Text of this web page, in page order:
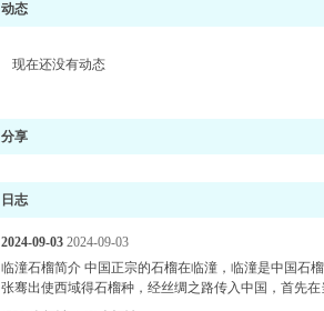
动态
现在还没有动态
分享
日志
2024-09-03 2024-09-03
临潼石榴简介 中国正宗的石榴在临潼，临潼是中国石
张骞出使西域得石榴种，经丝绸之路传入中国，首先在